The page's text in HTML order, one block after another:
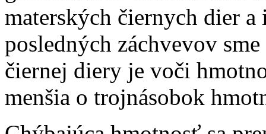
materských čiernych dier
posledných záchvevov
čiernej diery je voči
menšia o trojnásobok